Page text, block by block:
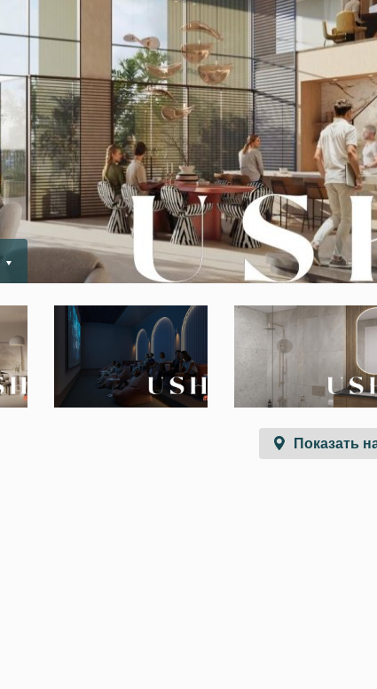
Показать